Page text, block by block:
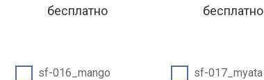
бесплатно бесплатно
sf-016_mango sf-017_myata